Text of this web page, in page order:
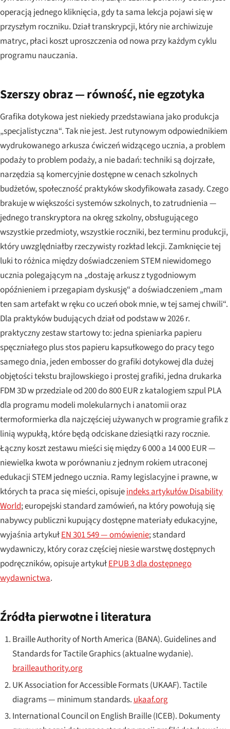
operacją jednego kliknięcia, gdy ta sama lekcja pojawi się w
przyszłym roczniku. Dział transkrypcji, który nie archiwizuje
matryc, płaci koszt uproszczenia od nowa przy każdym cyklu
programu nauczania.
Szerszy obraz — równość, nie egzotyka
Grafika dotykowa jest niekiedy przedstawiana jako produkcja
„specjalistyczna“. Tak nie jest. Jest rutynowym odpowiednikiem
wydrukowanego arkusza ćwiczeń widzącego ucznia, a problem
podaży to problem podaży, a nie badań: techniki są dojrzałe,
narzędzia są komercyjnie dostępne w cenach szkolnych
budżetów, społeczność praktyków skodyfikowała zasady. Czego
brakuje w większości systemów szkolnych, to zatrudnienia —
jednego transkryptora na okręg szkolny, obsługującego
wszystkie przedmioty, wszystkie roczniki, bez terminu produkcji,
który uwzględniałby rzeczywisty rozkład lekcji. Zamknięcie tej
luki to różnica między doświadczeniem STEM niewidomego
ucznia polegającym na „dostaję arkusz z tygodniowym
opóźnieniem i przegapiam dyskusję“ a doświadczeniem „mam
ten sam artefakt w ręku co uczeń obok mnie, w tej samej chwili“.
Dla praktyków budujących dział od podstaw w 2026 r.
praktyczny zestaw startowy to: jedna spieniarka papieru
spęczniałego plus stos papieru kapsułkowego do pracy tego
samego dnia, jeden embosser do grafiki dotykowej dla dużej
objętości tekstu brajlowskiego i prostej grafiki, jedna drukarka
FDM 3D w przedziale od 200 do 800 EUR z katalogiem szpul PLA
dla programu modeli molekularnych i anatomii oraz
termoformierka dla najczęściej używanych w programie grafik z
linią wypukłą, które będą odciskane dziesiątki razy rocznie.
Łączny koszt zestawu mieści się między 6 000 a 14 000 EUR —
niewielka kwota w porównaniu z jednym rokiem utraconej
edukacji STEM jednego ucznia. Ramy legislacyjne i prawne, w
których ta praca się mieści, opisujeindeks artykułów Disability
World; europejski standard zamówień, na który powołują się
nabywcy publiczni kupujący dostępne materiały edukacyjne,
wyjaśnia artykułEN 301 549 — omówienie; standard
wydawniczy, który coraz częściej niesie warstwę dostępnych
podręczników, opisuje artykułEPUB 3 dla dostępnego
wydawnictwa.
Źródła pierwotne i literatura
Braille Authority of North America (BANA). Guidelines and
Standards for Tactile Graphics(aktualne wydanie).
brailleauthority.org
UK Association for Accessible Formats (UKAAF).Tactile
diagrams — minimum standards. ukaaf.org
International Council on English Braille (ICEB). Dokumenty